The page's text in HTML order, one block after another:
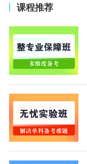
课程推荐